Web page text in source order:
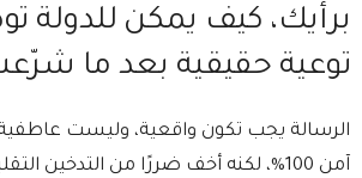
برأيك، كيف يمكن للدولة
توعية حقيقية بعد ما
⁠الرسالة يجب تكون واقعية، وليست
آمن 100%، لكنه أخف ضررًا من التدخين